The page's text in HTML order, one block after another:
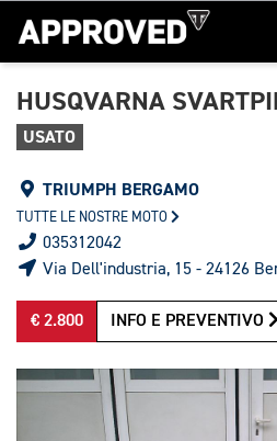
HUSQVARNA
USATO
TRIUMPH BERGAMO
TUTTE LE NOSTRE MOTO
035312042
Via Dell'industria, 15 - 24126
€ 2.800 INFO E PREVENTIVO